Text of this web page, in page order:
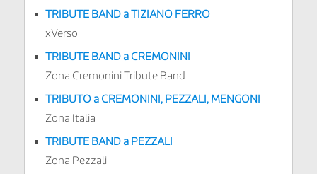
TRIBUTE BAND a TIZIANO FERRO
xVerso
TRIBUTE BAND a CREMONINI
Zona Cremonini Tribute Band
TRIBUTO a CREMONINI, PEZZALI, MENGONI
Zona Italia
TRIBUTE BAND a PEZZALI
Zona Pezzali